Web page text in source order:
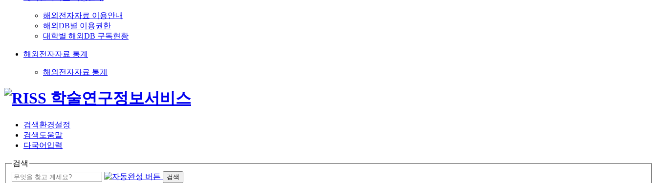
해외전자자료 이용안내
해외DB별 이용권한
대학별 해외DB 구독현황
해외전자자료 통계
해외전자자료 통계
검색환경설정
검색도움말
다국어입력
검색
검색